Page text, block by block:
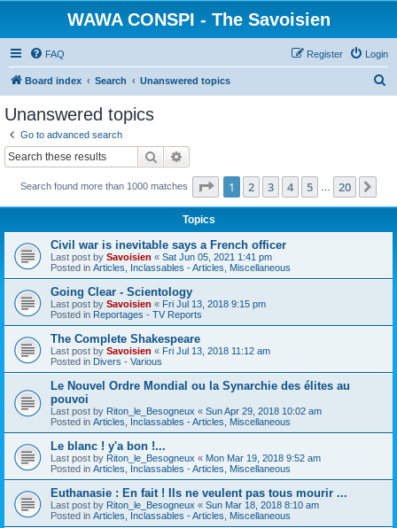
WAWA CONSPI - The Savoisien
FAQ Login
Register
Board index Search Unanswered topics
Unanswered topics
Go to advanced search
Search
Search found more than 1000 matches Page 1of 20
1 2 3 4 5 20
Topics
Civil war is inevitable says a French officer
Last post by Savoisien « Sat Jun 05, 2021 1:41 pm
Posted in Articles, Inclassables - Articles, Miscellaneous
Going Clear - Scientology
Last post by Savoisien « Fri Jul 13, 2018 9:15 pm
Posted in Reportages - TV Reports
The Complete Shakespeare
Last post by Savoisien « Fri Jul 13, 2018 11:12 am
Posted in Divers - Various
Le Nouvel Ordre Mondial ou la Synarchie des élites au
pouvoi
Last post by Riton_le_Besogneux « Sun Apr 29, 2018 10:02 am
Posted in Articles, Inclassables - Articles, Miscellaneous
Le blanc ! y'a bon !...
Last post by Riton_le_Besogneux « Mon Mar 19, 2018 9:52 am
Posted in Articles, Inclassables - Articles, Miscellaneous
Euthanasie : En fait ! Ils ne veulent pas tous mourir ...
Last post by Riton_le_Besogneux « Sun Mar 18, 2018 8:10 am
Posted in Articles, Inclassables - Articles, Miscellaneous